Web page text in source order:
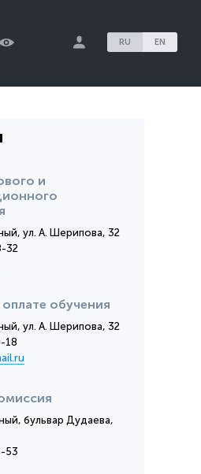
RU EN
и
ул. А. Шерипова, 32
32
обучения
ул. А. Шерипова, 32
18
бульвар Дудаева,
53